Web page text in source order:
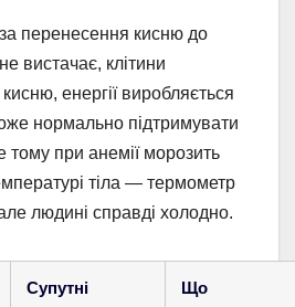
за перенесення кисню до
вистачає, клітини
енергії виробляється
нормально підтримувати
при анемії морозить
тіла — термометр
людині справді холодно.
Супутні
Що